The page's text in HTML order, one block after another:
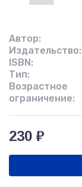
Автор:
Издательство:
ISBN:
Тип:
Возрастное
ограничение:
230 ₽